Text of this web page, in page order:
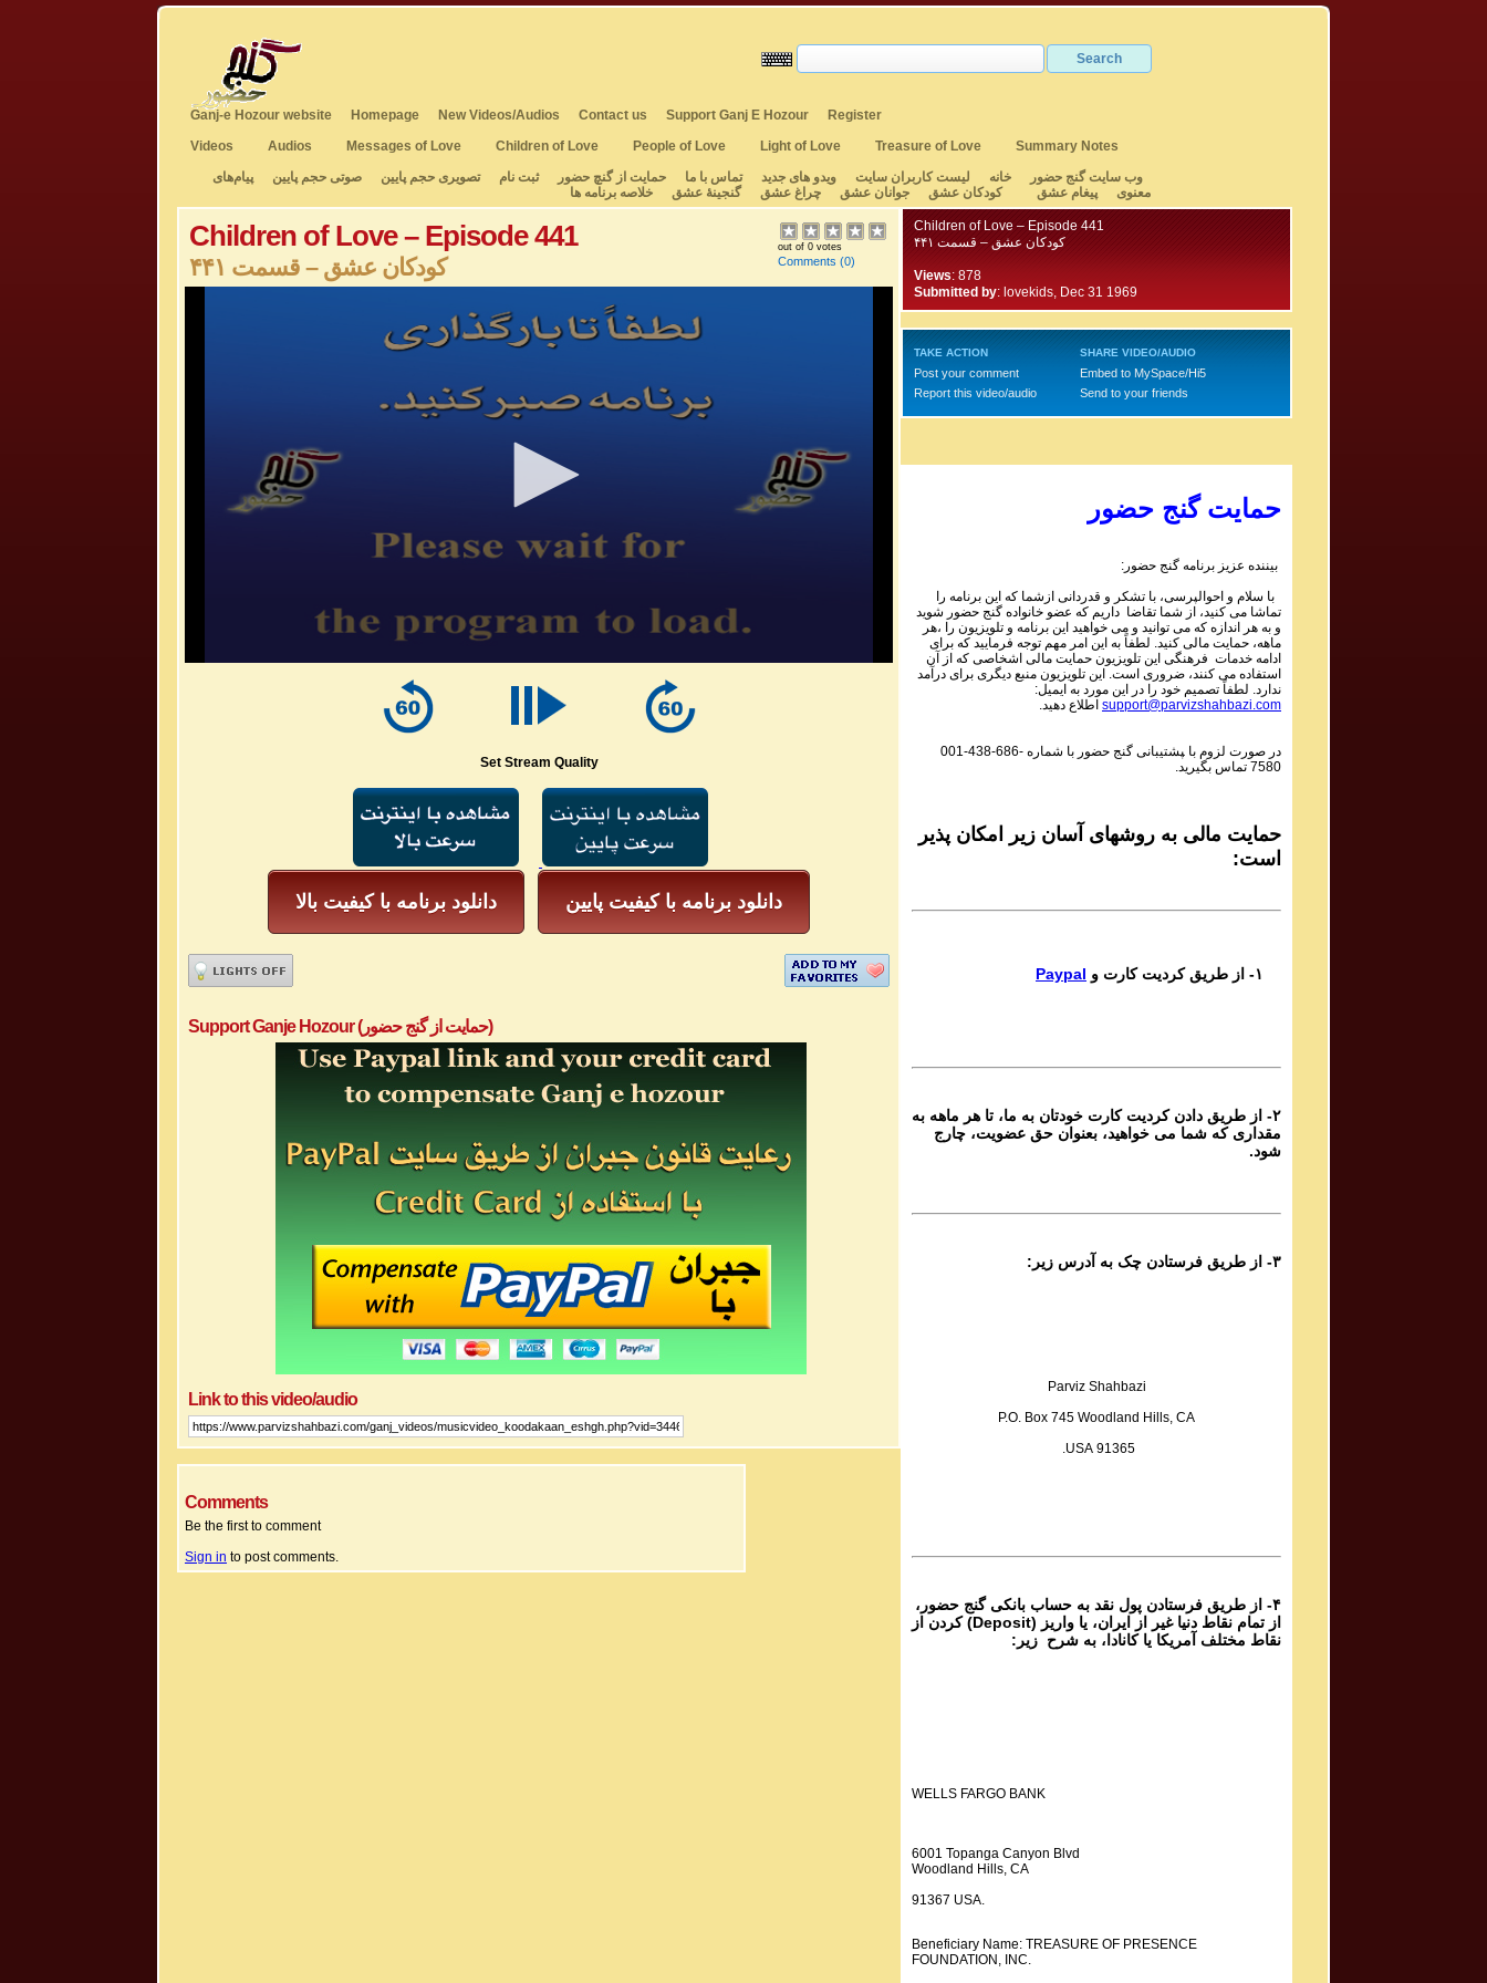
Ganj-e Hozour website Homepage New Videos/Audios Contact us Support Ganj E Hozour
Register
Videos
Audios Messages of Love Children of Love People of Love Light of Love Treasure of Love
Summary Notes
وب سایت گنج حضور
خانه لیست کاربران سایت ویدو های جدید تماس با ما حمایت از گنچ حضور ثبت نام تصویری حجم پایین صوتی حجم پایین
پیام‌های
معنوی
پیغام عشق کودکان عشق جوانان عشق چراغ عشق گنجینهٔ عشق خلاصه برنامه ها
Children of Love – Episode 441
کودکان عشق – قسمت ۴۴۱
out of 0 votes
Comments (0)
Set Stream Quality
دانلود برنامه با کیفیت بالا دانلود برنامه با کیفیت پایین
Support Ganje Hozour (حمایت از گنج حضور)
Link to this video/audio
Comments
Be the first to comment
Sign in to post comments.
Children of Love – Episode 441
کودکان عشق – قسمت ۴۴۱
Views: 878
Submitted by: lovekids, Dec 31 1969
TAKE ACTION
Post your comment
Report this video/audio
SHARE VIDEO/AUDIO
Embed to MySpace/Hi5
Send to your friends
حمایت گنج حضور
بیننده عزیز برنامه گنج حضور:
با سلام و احوالپرسی، با تشکر و قدردانی ازشما که این برنامه را
تماشا می کنید، از شما تقاضا داریم که عضو خانواده گنج حضور شوید
و به هر اندازه که می توانید و می خواهید این برنامه و تلویزیون را ،هر
ماهه، حمایت مالی کنید. لطفاً به این امر مهم توجه فرمایید که برای
ادامه خدمات فرهنگی این تلویزیون حمایت مالی اشخاصی که از آن
استفاده می کنند، ضروری است. این تلویزیون منبع دیگری برای درآمد
ندارد. لطفاً تصمیم خود را در این مورد به ایمیل:
support@parvizshahbazi.com اطلاع دهید.
در صورت لزوم با ‍پشتیبانی گنج حضور با شماره 001-438-686-
7580 تماس بگیرید.
حمایت مالی به روشهای آسان زیر امکان پذیر
است:
Paypal
۲- از طریق دادن کردیت کارت خودتان به ما، تا هر ماهه به
مقداری که شما می خواهید، بعنوان حق عضویت، چارج
شود.
۳- از طریق فرستادن چک به آدرس زیر:
Parviz Shahbazi
P.O. Box 745 Woodland Hills, CA
91365 USA.
۴- از طریق فرستادن پول نقد به حساب بانکی گنج حضور،
از تمام نقاط دنیا غیر از ایران، یا واریز (Deposit) کردن از
نقاط مختلف آمریکا یا کانادا، به شرح زیر:
WELLS FARGO BANK
6001 Topanga Canyon Blvd
Woodland Hills, CA
91367 USA.
Beneficiary Name: TREASURE OF PRESENCE
FOUNDATION, INC.